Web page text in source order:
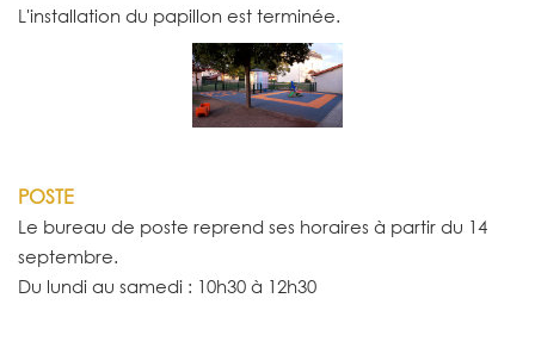
L'installation du papillon est terminée.
POSTE
Le bureau de poste reprend ses horaires à partir du 14
septembre.
Du lundi au samedi : 10h30 à 12h30